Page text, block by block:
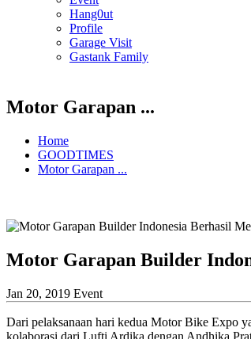
Hang0ut
Profile
Garage Visit
Gastank Family
Motor Garapan ...
Home
GOODTIMES
Motor Garapan ...
Motor Garapan Builder
Jan 20, 2019 Event
Dari pelaksanaan hari kedua Motor Bike Expo
kolaborasi dari Lufti Ardika dengan Andhika